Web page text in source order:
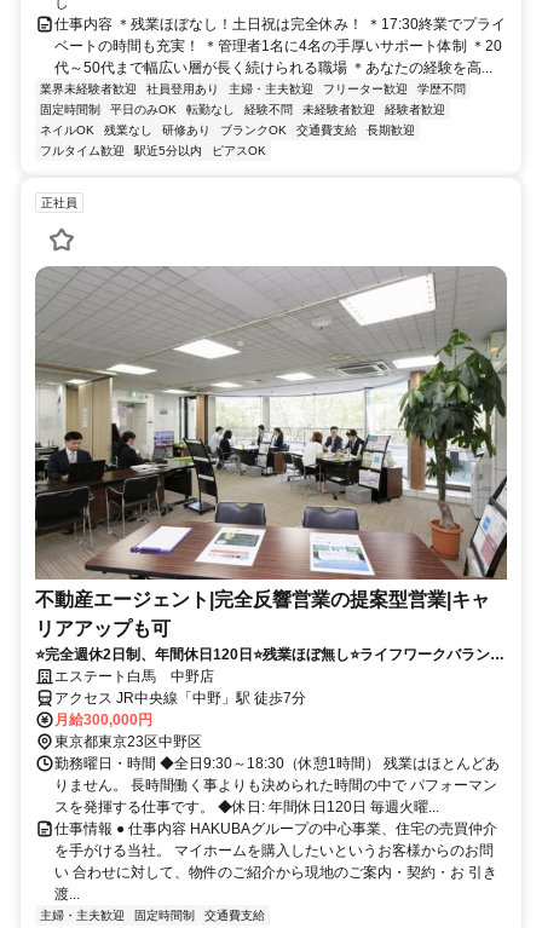
仕事内容 ＊残業ほぼなし！土日祝は完全休み！ ＊17:30終業でプライ
ベートの時間も充実！ ＊管理者1名に4名の手厚いサポート体制 ＊20
代～50代まで幅広い層が長く続けられる職場 ＊あなたの経験を高...
業界未経験者歓迎 社員登用あり 主婦・主夫歓迎 フリーター歓迎
学歴不問
固定時間制
平日のみOK 転勤なし 経験不問 未経験者歓迎
経験者歓迎
ネイルOK
残業なし 研修あり ブランクOK 交通費支給
長期歓迎
フルタイム歓迎
駅近5分以内 ピアスOK
正社員
不動産エージェント|完全反響営業の提案型営業|キャ
リアアップも可
⭐️完全週休2日制、年間休日120日⭐️残業ほぼ無し⭐️ライフワークバランス
も充実
エステート白馬 中野店
アクセス JR中央線「中野」駅 徒歩7分
月給300,000円
東京都東京23区中野区
勤務曜日・時間 ◆全日9:30～18:30（休憩1時間） 残業はほとんどあ
りません。 長時間働く事よりも決められた時間の中で パフォーマン
スを発揮する仕事です。 ◆休日: 年間休日120日 毎週火曜...
仕事情報 ● 仕事内容 HAKUBAグループの中心事業、住宅の売買仲介
を手がける当社。 マイホームを購入したいというお客様からのお問
い 合わせに対して、物件のご紹介から現地のご案内・契約・お 引き
渡...
主婦・主夫歓迎 固定時間制 交通費支給